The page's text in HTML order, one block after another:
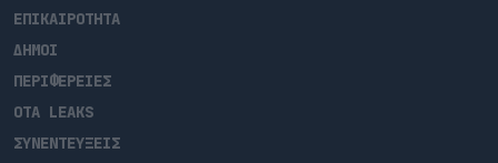
ΕΠΙΚΑΙΡΟΤΗΤΑ
ΔΗΜΟΙ
ΠΕΡΙΦΕΡΕΙΕΣ
OTA LEAKS
ΣΥΝΕΝΤΕΥΞΕΙΣ